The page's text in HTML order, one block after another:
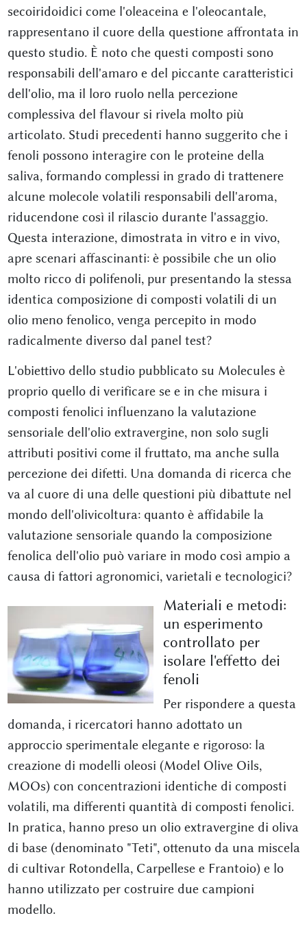
secoiridoidici come l'oleaceina e l'oleocantale,
rappresentano il cuore della questione affrontata in
questo studio. È noto che questi composti sono
responsabili dell'amaro e del piccante caratteristici
dell'olio, ma il loro ruolo nella percezione
complessiva del flavour si rivela molto più
articolato. Studi precedenti hanno suggerito che i
fenoli possono interagire con le proteine della
saliva, formando complessi in grado di trattenere
alcune molecole volatili responsabili dell'aroma,
riducendone così il rilascio durante l'assaggio.
Questa interazione, dimostrata in vitro e in vivo,
apre scenari affascinanti: è possibile che un olio
molto ricco di polifenoli, pur presentando la stessa
identica composizione di composti volatili di un
olio meno fenolico, venga percepito in modo
radicalmente diverso dal panel test?
L'obiettivo dello studio pubblicato su Molecules è
proprio quello di verificare se e in che misura i
composti fenolici influenzano la valutazione
sensoriale dell'olio extravergine, non solo sugli
attributi positivi come il fruttato, ma anche sulla
percezione dei difetti. Una domanda di ricerca che
va al cuore di una delle questioni più dibattute nel
mondo dell'olivicoltura: quanto è affidabile la
valutazione sensoriale quando la composizione
fenolica dell'olio può variare in modo così ampio a
causa di fattori agronomici, varietali e tecnologici?
Materiali e metodi:
un esperimento
controllato per
isolare l'effetto dei
fenoli
Per rispondere a questa
domanda, i ricercatori hanno adottato un
approccio sperimentale elegante e rigoroso: la
creazione di modelli oleosi (Model Olive Oils,
MOOs) con concentrazioni identiche di composti
volatili, ma differenti quantità di composti fenolici.
In pratica, hanno preso un olio extravergine di oliva
di base (denominato "Teti", ottenuto da una miscela
di cultivar Rotondella, Carpellese e Frantoio) e lo
hanno utilizzato per costruire due campioni
modello.